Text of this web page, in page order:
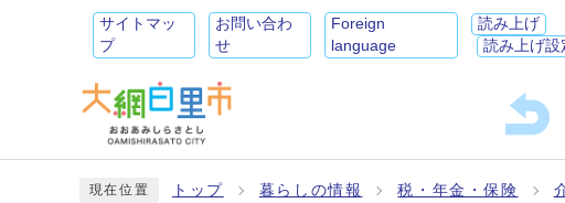
サイトマッ
プ
お問い合わ
せ
Foreign
language
読み上げ
読み上げ設
現在位置 トップ 暮らしの情報 税・年金・保険